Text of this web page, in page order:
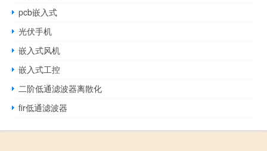
pcb嵌入式
光伏手机
嵌入式风机
嵌入式工控
二阶低通滤波器离散化
fir低通滤波器